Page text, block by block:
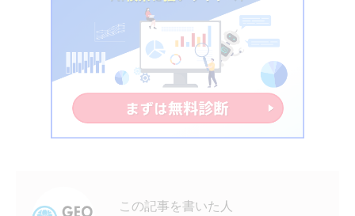
この記事を書いた人